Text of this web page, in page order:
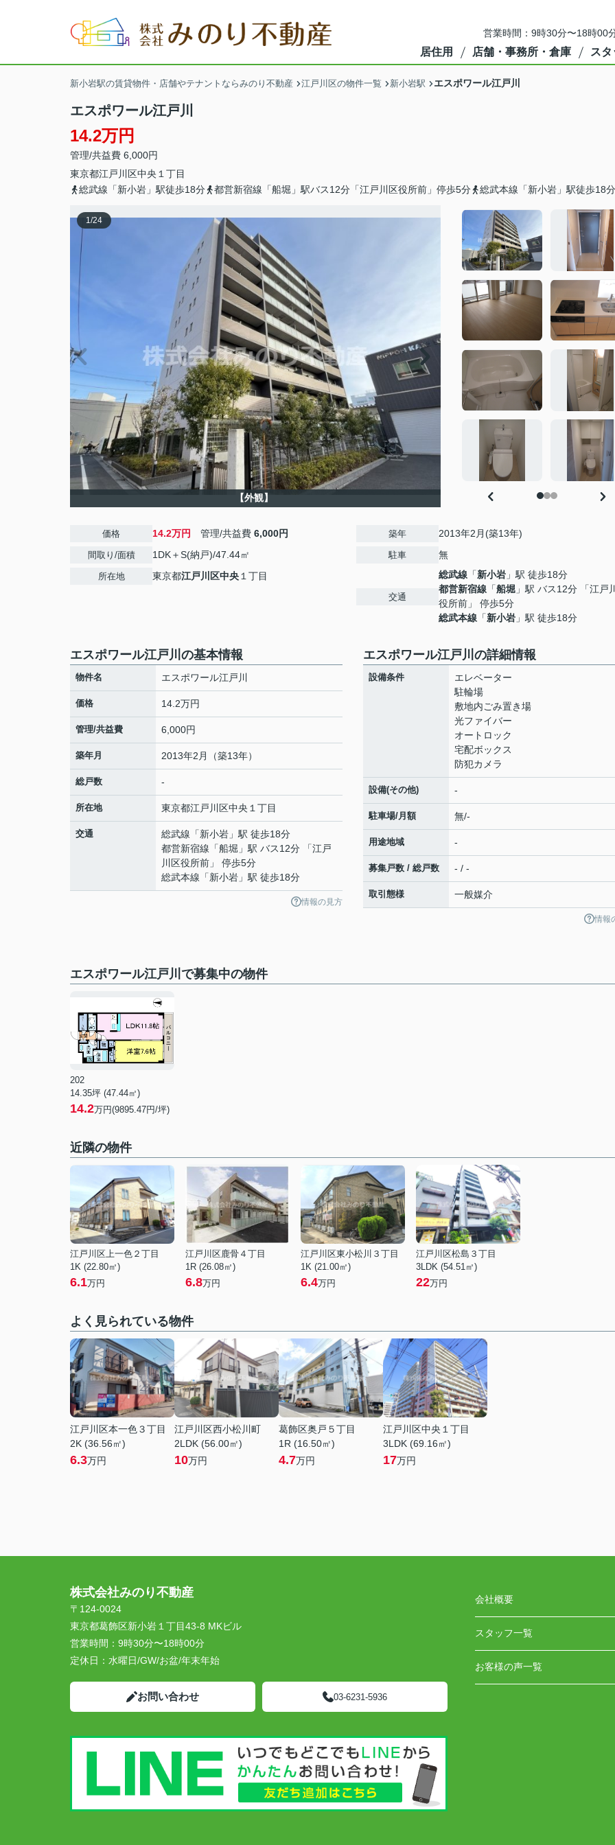
営業時間：9時30分〜18時
居住用 店舗・事務所・倉庫 スタ
新小岩駅の賃貸物件・店舗やテナントならみのり不動産 江戸川区の物件一覧 新小岩駅 エスポワール江戸川
エスポワール江戸川
14.2万円
管理/共益費 6,000円
東京都江戸川区中央 １丁目
総武線「新小岩」駅徒歩18分
都営新宿線「船堀」駅バス12分「江戸川区役所前」停歩5分 総武本線「新小岩」駅徒歩18分
1/24
【外観】
価格 14.2万円 管理/共益費 6,000円
間取り/面積 1DK＋S(納戸)/47.44㎡
所在地 東京都江戸川区中央 １丁目
築年 2013年2月(築13年)
駐車 無
交通
総武線 「新小岩 」駅 徒歩18分
都営新宿線 「船堀 」駅 バス12分 「江戸
役所前」 停歩5分
総武本線 「新小岩 」駅 徒歩18分
エスポワール江戸川の基本情報
物件名 エスポワール江戸川
価格 14.2万円
管理/共益費 6,000円
築年月 2013年2月（築13年）
総戸数 -
所在地 東京都江戸川区中央 １丁目
交通 総武線 「新小岩 」駅 徒歩18分
都営新宿線 「船堀 」駅 バス12分 「江戸
川区役所前」 停歩5分
総武本線 「新小岩 」駅 徒歩18分
情報の見方
エスポワール江戸川の詳細情報
設備条件
エレベーター
駐輪場
敷地内ごみ置き場
光ファイバー
オートロック
宅配ボックス
防犯カメラ
設備(その他) -
駐車場/月額 無/-
用途地域 -
募集戸数 / 総戸数 - / -
取引態様 一般媒介
情報
エスポワール江戸川で募集中の物件
202
14.35坪 (47.44㎡)
14.2万円(9895.47円/坪)
近隣の物件
江戸川区上一色２丁目
1K (22.80㎡)
6.1万円
江戸川区鹿骨４丁目
1R (26.08㎡)
6.8万円
江戸川区東小松川３丁目
1K (21.00㎡)
6.4万円
江戸川区松島３丁目
3LDK (54.51㎡)
22万円
よく見られている物件
江戸川区本一色３丁目
2K (36.56㎡)
6.3万円
江戸川区西小松川町
2LDK (56.00㎡)
10万円
葛飾区奥戸５丁目
1R (16.50㎡)
4.7万円
江戸川区中央１丁目
3LDK (69.16㎡)
17万円
株式会社みのり不動産
〒124-0024
東京都葛飾区新小岩１丁目43-8 MKビル
営業時間： 9時30分〜18時00分
定休日： 水曜日/GW/お盆/年末年始
お問い合わせ 03-6231-5936
会社概要
スタッフ一覧
お客様の声一覧